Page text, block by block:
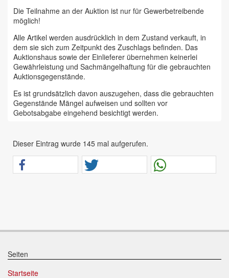
Die Teilnahme an der Auktion ist nur für Gewerbetreibende
möglich!
Alle Artikel werden ausdrücklich in dem Zustand verkauft, in
dem sie sich zum Zeitpunkt des Zuschlags befinden. Das
Auktionshaus sowie der Einlieferer übernehmen keinerlei
Gewährleistung und Sachmängelhaftung für die gebrauchten
Auktionsgegenstände.
Es ist grundsätzlich davon auszugehen, dass die gebrauchten
Gegenstände Mängel aufweisen und sollten vor
Gebotsabgabe eingehend besichtigt werden.
dass sämtliche zum Verkauf stehende Artikel ungeprüft sind.
Bei allen zum Verkauf stehenden Fahrzeugen und Maschinen
ist davon auszugehen, dass diese bereits einen nicht
unerheblichen Vorschaden erlitten haben.
Wir weisen eindringlich darauf hin, dass Gebote nur
einverstanden sind und diese bedingungslos akzeptieren.
Dieser Eintrag wurde 145 mal aufgerufen.
Seiten
Startseite